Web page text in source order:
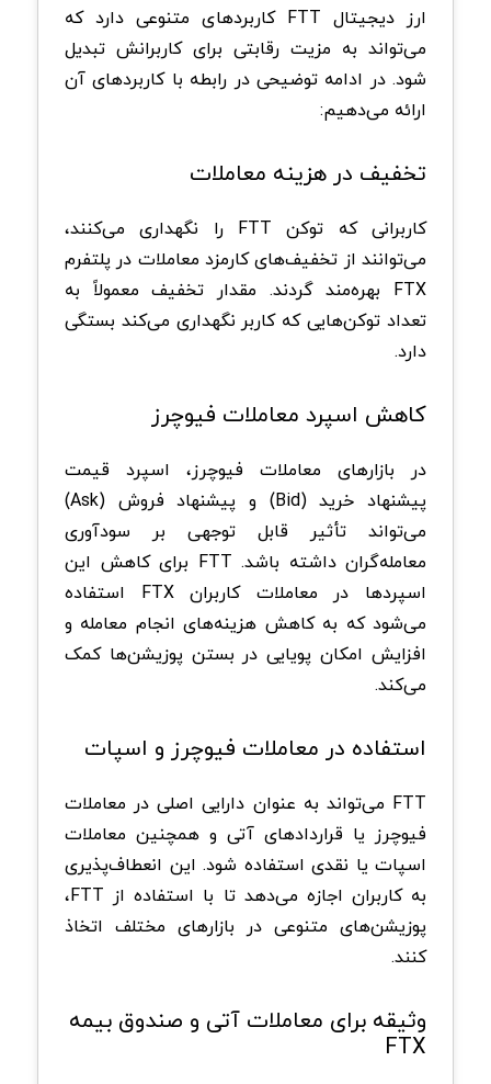
ارز دیجیتال FTT کاربردهای متنوعی دارد که
می‌تواند به مزیت رقابتی برای کاربرانش تبدیل
شود. در ادامه توضیحی در رابطه با کاربردهای آن
ارائه می‌دهیم:
تخفیف در هزینه معاملات
کاربرانی که توکن FTT را نگهداری می‌کنند،
می‌توانند از تخفیف‌های کارمزد معاملات در پلتفرم
FTX بهره‌مند گردند. مقدار تخفیف معمولاً به
تعداد توکن‌هایی که کاربر نگهداری می‌کند بستگی
دارد.
کاهش اسپرد معاملات فیوچرز
در بازارهای معاملات فیوچرز، اسپرد قیمت
پیشنهاد خرید (Bid) و پیشنهاد فروش (Ask)
می‌تواند تأثیر قابل توجهی بر سودآوری
معامله‌گران داشته باشد. FTT برای کاهش این
اسپرد‌ها در معاملات کاربران FTX استفاده
می‌شود که به کاهش هزینه‌های انجام معامله و
افزایش امکان پویایی در بستن پوزیشن‌ها کمک
می‌کند.
استفاده در معاملات فیوچرز و اسپات
FTT می‌تواند به عنوان دارایی اصلی در معاملات
فیوچرز یا قراردادهای آتی و همچنین معاملات
اسپات یا نقدی استفاده شود. این انعطاف‌پذیری
به کاربران اجازه می‌دهد تا با استفاده از FTT،
پوزیشن‌های متنوعی در بازارهای مختلف اتخاذ
کنند.
وثیقه برای معاملات آتی و صندوق بیمه
FTX